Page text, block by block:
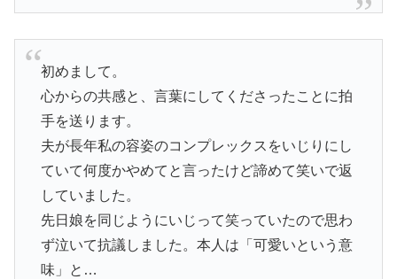
初めまして。
心からの共感と、言葉にしてくださったことに拍
手を送ります。
夫が長年私の容姿のコンプレックスをいじりにし
ていて何度かやめてと言ったけど諦めて笑いで返
していました。
先日娘を同じようにいじって笑っていたので思わ
ず泣いて抗議しました。本人は「可愛いという意
味」と…